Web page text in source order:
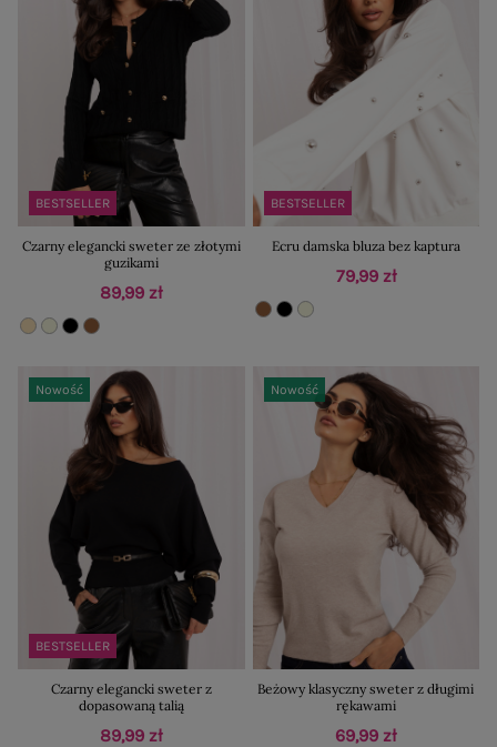
BESTSELLER
Czarny elegancki sweter ze złotymi
guzikami
89,99 zł
BESTSELLER
Ecru damska bluza bez kaptura
79,99 zł
BESTSELLER
Nowość
Czarny elegancki sweter z
dopasowaną talią
89,99 zł
Nowość
Beżowy klasyczny sweter z długimi
rękawami
69,99 zł